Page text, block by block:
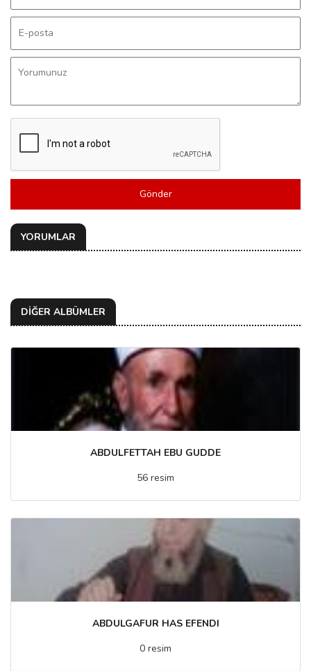
Gönder
YORUMLAR
DİĞER ALBÜMLER
ABDULFETTAH EBU GUDDE
56 resim
ABDULGAFUR HAS EFENDI
0 resim